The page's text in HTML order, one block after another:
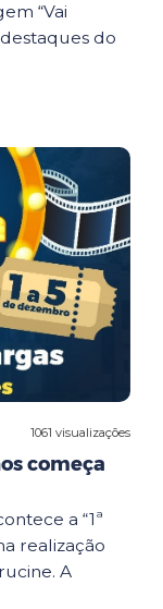
“Vai
do
1061 visualizações
começa
a “1ª
realização
A